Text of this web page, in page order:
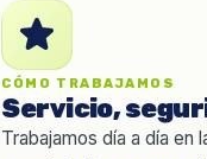
CÓMO TRABAJAMOS
Servicio,
Trabajamos día a día en